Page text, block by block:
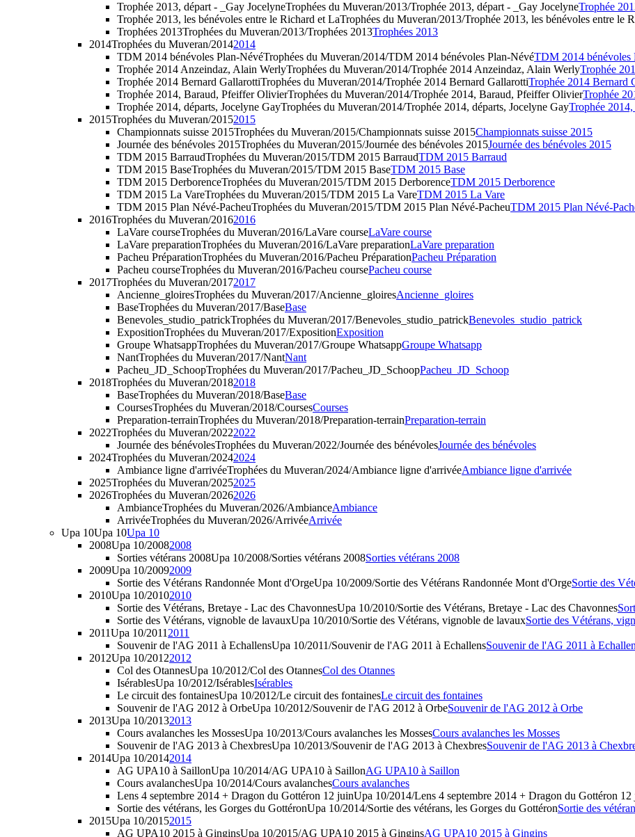
Trophée 2013, départ - _Gay JocelyneTrophées du Muveran/2013/Trophée 2013, départ - _Gay JocelyneTrophée
Trophée 2013, les bénévoles entre le Richard et LaTrophées du Muveran/2013/Trophée 2013, les bénévoles entre le
Trophées 2013Trophées du Muveran/2013/Trophées 2013Trophées 2013
2014Trophées du Muveran/20142014
TDM 2014 bénévoles Plan-NévéTrophées du Muveran/2014/TDM 2014 bénévoles Plan-NévéTDM 2014 bénévoles
Trophée 2014 Anzeindaz, Alain WerlyTrophées du Muveran/2014/Trophée 2014 Anzeindaz, Alain WerlyTrophée
Trophée 2014 Bernard GallarottiTrophées du Muveran/2014/Trophée 2014 Bernard GallarottiTrophée 2014 Bernard
Trophée 2014, Baraud, Pfeiffer OlivierTrophées du Muveran/2014/Trophée 2014, Baraud, Pfeiffer OlivierTrophée
Trophée 2014, départs, Jocelyne GayTrophées du Muveran/2014/Trophée 2014, départs, Jocelyne GayTrophée
2015Trophées du Muveran/20152015
Championnats suisse 2015Trophées du Muveran/2015/Championnats suisse 2015Championnats suisse 2015
Journée des bénévoles 2015Trophées du Muveran/2015/Journée des bénévoles 2015Journée des bénévoles 2015
TDM 2015 BarraudTrophées du Muveran/2015/TDM 2015 BarraudTDM 2015 Barraud
TDM 2015 BaseTrophées du Muveran/2015/TDM 2015 BaseTDM 2015 Base
TDM 2015 DerborenceTrophées du Muveran/2015/TDM 2015 DerborenceTDM 2015 Derborence
TDM 2015 La VareTrophées du Muveran/2015/TDM 2015 La VareTDM 2015 La Vare
TDM 2015 Plan Névé-PacheuTrophées du Muveran/2015/TDM 2015 Plan Névé-PacheuTDM 2015 Plan Névé-
2016Trophées du Muveran/20162016
LaVare courseTrophées du Muveran/2016/LaVare courseLaVare course
LaVare preparationTrophées du Muveran/2016/LaVare preparationLaVare preparation
Pacheu PréparationTrophées du Muveran/2016/Pacheu PréparationPacheu Préparation
Pacheu courseTrophées du Muveran/2016/Pacheu coursePacheu course
2017Trophées du Muveran/20172017
Ancienne_gloiresTrophées du Muveran/2017/Ancienne_gloiresAncienne_gloires
BaseTrophées du Muveran/2017/BaseBase
Benevoles_studio_patrickTrophées du Muveran/2017/Benevoles_studio_patrickBenevoles_studio_patrick
ExpositionTrophées du Muveran/2017/ExpositionExposition
Groupe WhatsappTrophées du Muveran/2017/Groupe WhatsappGroupe Whatsapp
NantTrophées du Muveran/2017/NantNant
Pacheu_JD_SchoopTrophées du Muveran/2017/Pacheu_JD_SchoopPacheu_JD_Schoop
2018Trophées du Muveran/20182018
BaseTrophées du Muveran/2018/BaseBase
CoursesTrophées du Muveran/2018/CoursesCourses
Preparation-terrainTrophées du Muveran/2018/Preparation-terrainPreparation-terrain
2022Trophées du Muveran/20222022
Journée des bénévolesTrophées du Muveran/2022/Journée des bénévolesJournée des bénévoles
2024Trophées du Muveran/20242024
Ambiance ligne d'arrivéeTrophées du Muveran/2024/Ambiance ligne d'arrivéeAmbiance ligne d'arrivée
2025Trophées du Muveran/20252025
2026Trophées du Muveran/20262026
AmbianceTrophées du Muveran/2026/AmbianceAmbiance
ArrivéeTrophées du Muveran/2026/ArrivéeArrivée
Upa 10Upa 10Upa 10
2008Upa 10/20082008
Sorties vétérans 2008Upa 10/2008/Sorties vétérans 2008Sorties vétérans 2008
2009Upa 10/20092009
Sortie des Vétérans Randonnée Mont d'OrgeUpa 10/2009/Sortie des Vétérans Randonnée Mont d'OrgeSortie des
2010Upa 10/20102010
Sortie des Vétérans, Bretaye - Lac des ChavonnesUpa 10/2010/Sortie des Vétérans, Bretaye - Lac des Chavonnes
Sortie des Vétérans, vignoble de lavauxUpa 10/2010/Sortie des Vétérans, vignoble de lavauxSortie des Vétérans,
2011Upa 10/2011 2011
Souvenir de l'AG 2011 à EchallensUpa 10/2011/Souvenir de l'AG 2011 à EchallensSouvenir de l'AG 2011 à
2012Upa 10/20122012
Col des OtannesUpa 10/2012/Col des OtannesCol des Otannes
IsérablesUpa 10/2012/IsérablesIsérables
Le circuit des fontainesUpa 10/2012/Le circuit des fontainesLe circuit des fontaines
Souvenir de l'AG 2012 à OrbeUpa 10/2012/Souvenir de l'AG 2012 à OrbeSouvenir de l'AG 2012 à Orbe
2013Upa 10/20132013
Cours avalanches les MossesUpa 10/2013/Cours avalanches les MossesCours avalanches les Mosses
Souvenir de l'AG 2013 à ChexbresUpa 10/2013/Souvenir de l'AG 2013 à ChexbresSouvenir de l'AG 2013 à
2014Upa 10/20142014
AG UPA10 à SaillonUpa 10/2014/AG UPA10 à SaillonAG UPA10 à Saillon
Cours avalanchesUpa 10/2014/Cours avalanchesCours avalanches
Lens 4 septembre 2014 + Dragon du Gottéron 12 juinUpa 10/2014/Lens 4 septembre 2014 + Dragon du Gottéron 12
Sortie des vétérans, les Gorges du GottéronUpa 10/2014/Sortie des vétérans, les Gorges du GottéronSortie des
2015Upa 10/20152015
AG UPA10 2015 à GinginsUpa 10/2015/AG UPA10 2015 à GinginsAG UPA10 2015 à Gingins